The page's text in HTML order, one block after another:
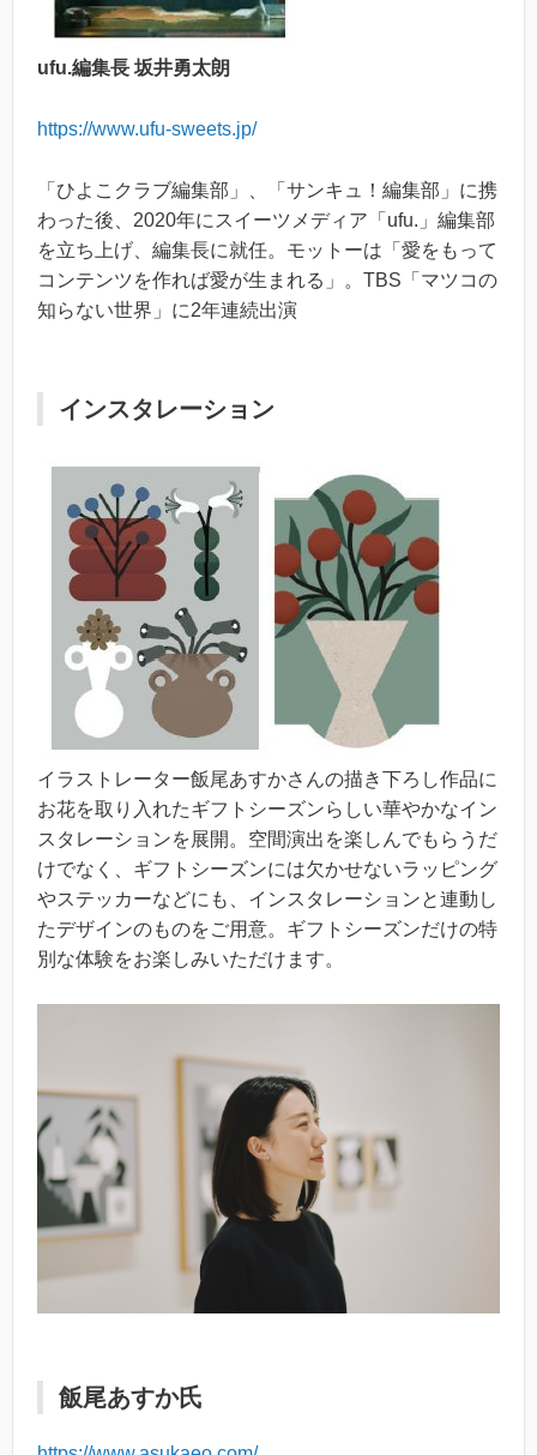
ufu.編集長 坂井勇太朗
https://www.ufu-sweets.jp/
「ひよこクラブ編集部」、「サンキュ！編集部」に携
わった後、2020年にスイーツメディア「ufu.」編集部
を立ち上げ、編集長に就任。モットーは「愛をもって
コンテンツを作れば愛が生まれる」。TBS「マツコの
知らない世界」に2年連続出演
インスタレーション
イラストレーター飯尾あすかさんの描き下ろし作品に
お花を取り入れたギフトシーズンらしい華やかなイン
スタレーションを展開。空間演出を楽しんでもらうだ
けでなく、ギフトシーズンには欠かせないラッピング
やステッカーなどにも、インスタレーションと連動し
たデザインのものをご用意。ギフトシーズンだけの特
別な体験をお楽しみいただけます。
飯尾あすか氏